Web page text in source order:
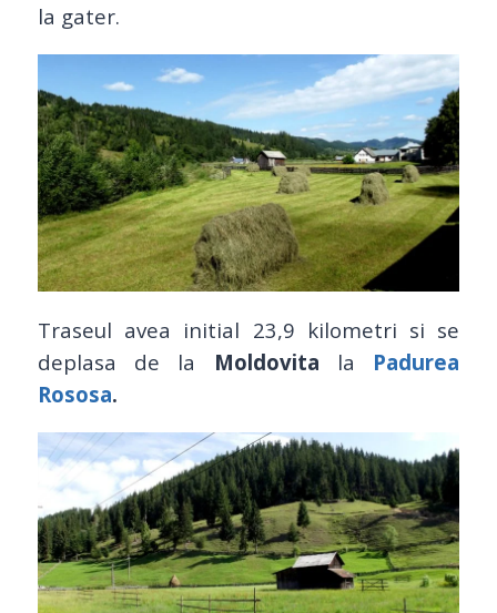
la gater.
Traseul avea initial 23,9 kilometri si se
deplasa de la Moldovita la Padurea
Rososa.